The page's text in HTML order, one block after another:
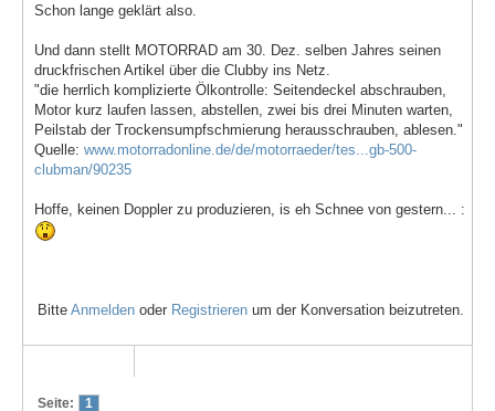
Schon lange geklärt also.
Und dann stellt MOTORRAD am 30. Dez. selben Jahres seinen
druckfrischen Artikel über die Clubby ins Netz.
"die herrlich komplizierte Ölkontrolle: Seitendeckel abschrauben,
Motor kurz laufen lassen, abstellen, zwei bis drei Minuten warten,
Peilstab der Trockensumpfschmierung herausschrauben, ablesen."
Quelle: www.motorradonline.de/de/motorraeder/tes...gb-500-
clubman/90235
Hoffe, keinen Doppler zu produzieren, is eh Schnee von gestern... :
Bitte Anmelden oder Registrieren um der Konversation beizutreten.
Seite: 1